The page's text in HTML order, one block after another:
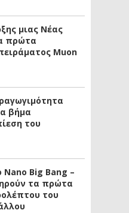
μιας Νέας
πρώτα
Muon
βήμα
του
Big Bang –
τα πρώτα
του